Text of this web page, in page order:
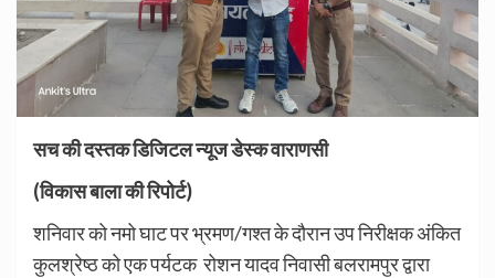
सच की दस्तक डिजिटल न्यूज डेस्क वाराणसी
(विकास बालाकी रिपोर्ट)
शनिवार को नमो घाट पर भ्रमण/गश्त के दौरान उप निरीक्षक अंकित
कुलश्रेष्ठ को एक पर्यटक रोशन यादव निवासी बलरामपुर द्वारा